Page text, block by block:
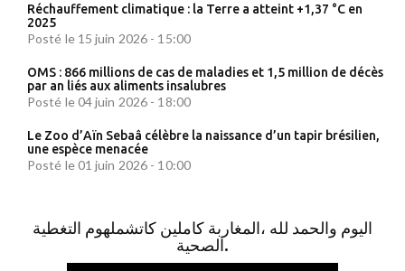
Réchauffement climatique : la Terre a atteint +1,37 °C en
2025
Posté le 15 juin 2026 - 15:00
OMS : 866 millions de cas de maladies et 1,5 million de décès
par an liés aux aliments insalubres
Posté le 04 juin 2026 - 18:00
Le Zoo d’Aïn Sebaâ célèbre la naissance d’un tapir brésilien,
une espèce menacée
Posté le 01 juin 2026 - 10:00
اليوم والحمد لله ،المغاربة كاملين كاتشملهوم التغطية
الصحية.